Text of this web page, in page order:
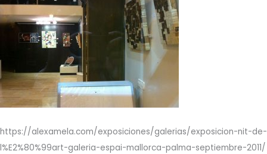
https://alexamela.com/exposiciones/galerias/exposicion-nit-de-
l%E2%80%99art-galeria-espai-mallorca-palma-septiembre-2011/